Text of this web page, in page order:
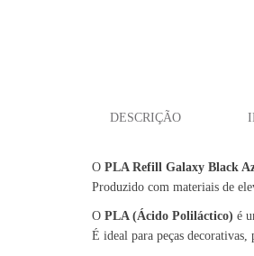
DESCRIÇÃO
O PLA Refill Galaxy Black
Produzido com materiais de
O PLA (Ácido Poliláctico) é
É ideal para peças